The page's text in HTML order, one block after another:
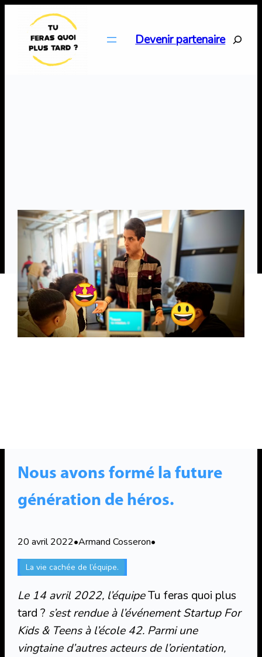
contenu
Devenir partenaireSearch
Nous avons formé la future
génération de héros.
20 avril 2022•Armand Cosseron•
La vie cachée de l’équipe.
Le 14 avril 2022, l’équipeTu feras quoi plus
tard ? s’est rendue à l’événement Startup For
Kids & Teens à l’école 42. Parmi une
vingtaine d’autres acteurs de l’orientation,